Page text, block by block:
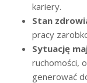
kariery.
Stan
pracy
Sytuację
ruchomości,
generować